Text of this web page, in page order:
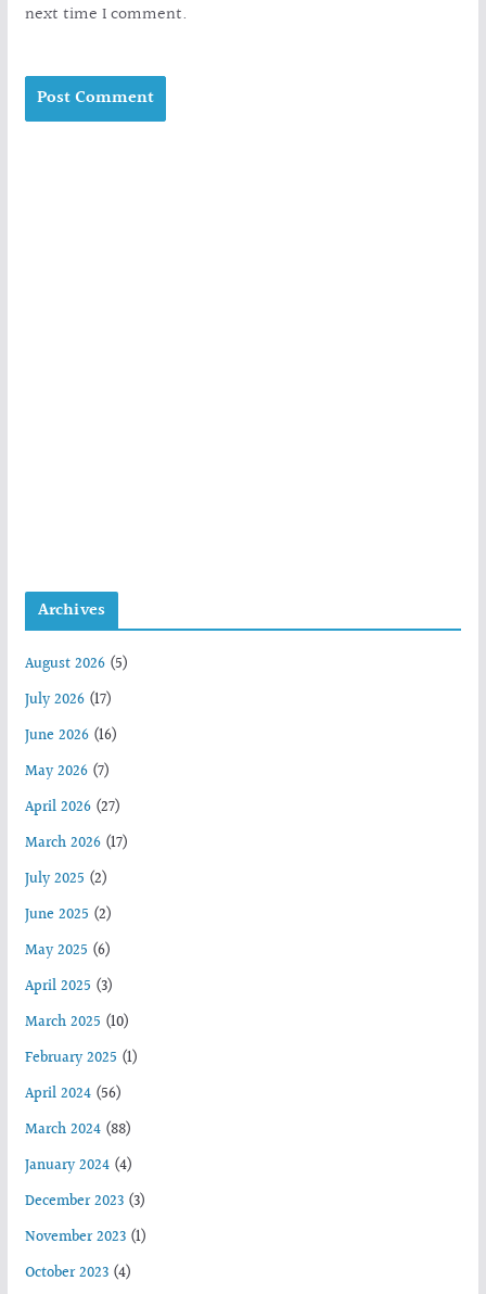
next time I comment.
Archives
August 2026(5)
July 2026(17)
June 2026(16)
May 2026(7)
April 2026(27)
March 2026(17)
July 2025 (2)
June 2025 (2)
May 2025 (6)
April 2025 (3)
March 2025 (10)
February 2025 (1)
April 2024(56)
March 2024(88)
January 2024(4)
December 2023(3)
November 2023(1)
October 2023(4)